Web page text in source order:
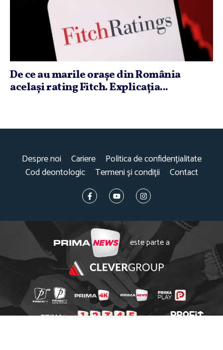
De ce au marile oraşe din România
acelaşi rating Fitch. Explicaţia...
Despre noi Cariere
Politica de confidențialitate
Cod deontologic
Termeni și condiții Contact
este parte a